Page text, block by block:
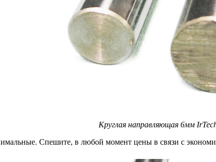
Круглая направляющая 6мм
Спешите, в любой момент цены в связи с